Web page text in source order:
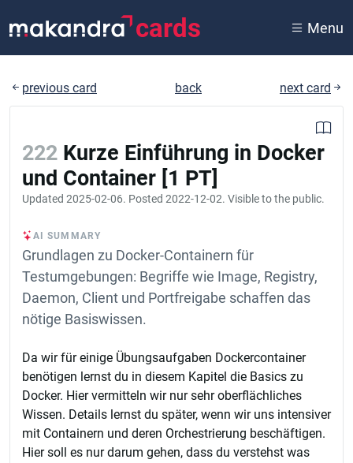
cards Menu
previous card back next card
222 Kurze Einführung in Docker
und Container [1 PT]
Updated 2025-02-06. Posted 2022-12-02. Visible to the public.
AI SUMMARY
Grundlagen zu Docker-Containern für
Testumgebungen: Begriffe wie Image, Registry,
Daemon, Client und Portfreigabe schaffen das
nötige Basiswissen.
Da wir für einige Übungsaufgaben Dockercontainer
benötigen lernst du in diesem Kapitel die Basics zu
Docker. Hier vermitteln wir nur sehr oberflächliches
Wissen. Details lernst du später, wenn wir uns intensiver
mit Containern und deren Orchestrierung beschäftigen.
Hier soll es nur darum gehen, dass du verstehst was